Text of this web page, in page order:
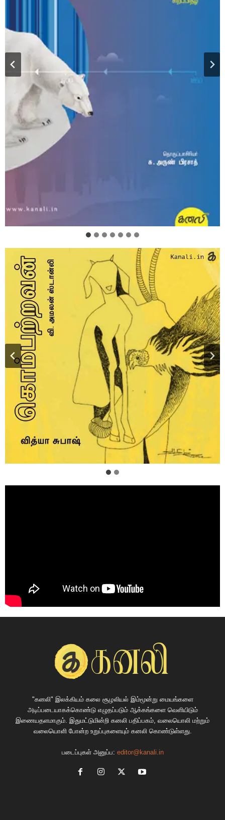
"கனலி" இலக்கியம் கலை சூழலியல் இம்மூன்று மையங்களை
அடிப்படையாகக்கொண்டு எழுதப்படும் ஆக்கங்களை வெளியிடும்
இணையதளமாகும். இதுமட்டுமின்றி கனலி பதிப்பகம், வலையொலி மற்றும்
வலையொளி போன்ற உறுப்புகளையும் கனலி கொண்டுள்ளது.
படைப்புகள் அனுப்ப: editor@kanali.in